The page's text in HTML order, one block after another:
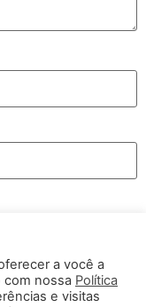
para a próxima vez
a você a
com nossa Política
e visitas